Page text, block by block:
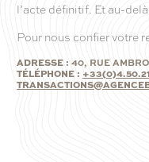
l’acte définitif. Et au-
Pour nous confier votre
ADRESSE : 40, RUE
TÉLÉPHONE :